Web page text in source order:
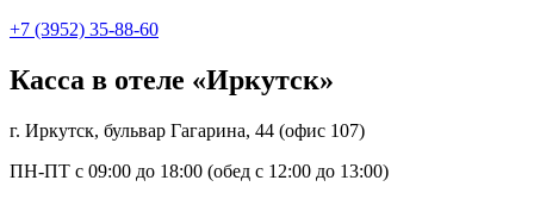
+7 (3952) 35-88-60
Касса в отеле «Иркутск»
г. Иркутск, бульвар Гагарина, 44 (офис 107)
ПН-ПТ с 09:00 до 18:00 (обед с 12:00 до 13:00)